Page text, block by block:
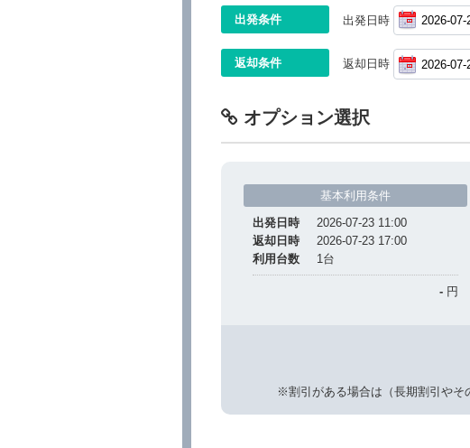
出発条件 出発日時
返却条件 返却日時
オプション選択
基本利用条件
出発日時
2026-07-23 11:00
返却日時
2026-07-23 17:00
利用台数
1 台
- 円
※割引がある場合は（長期割引やそ